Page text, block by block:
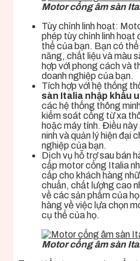
Motor cổng âm sàn
Tùy chỉnh linh hoạt:
phép tùy chỉnh linh hoạt
thể của bạn. Bạn có
năng, chất liệu và màu
hợp với phong cách và
doanh nghiệp của bạn.
Tích hợp với hệ thống
sàn Italia nhập khẩu
các hệ thống thông
kiểm soát cổng từ xa
hoặc máy tính. Điều
ninh và quản lý hiện đại
nghiệp của bạn.
Dịch vụ hỗ trợ sau bán
cấp motor cổng Italia
cấp cho khách hàng
chuẩn, chất lượng cao
về các sản phẩm của
hàng về việc lựa chọn
cụ thể của họ.
Motor cổng âm sàn